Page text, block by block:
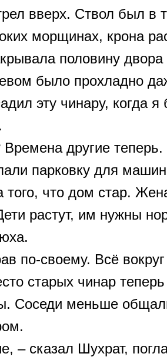
вверх. Ствол был в
морщинах, крона
половину двора
было прохладно
эту чинару, когда
Времена другие
парковку для
того, что дом стар.
растут, им нужны
по-своему. Всё
старых чинар
Соседи меньше
– сказал Шухрат,